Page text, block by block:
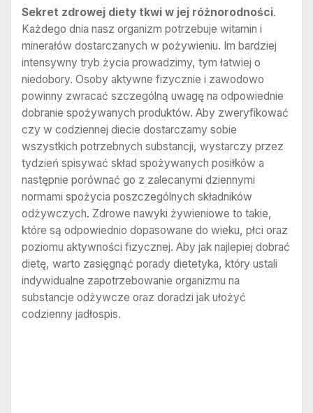
Sekret zdrowej diety tkwi w jej różnorodności.
Każdego dnia nasz organizm potrzebuje witamin i
minerałów dostarczanych w pożywieniu. Im bardziej
intensywny tryb życia prowadzimy, tym łatwiej o
niedobory. Osoby aktywne fizycznie i zawodowo
powinny zwracać szczególną uwagę na odpowiednie
dobranie spożywanych produktów. Aby zweryfikować
czy w codziennej diecie dostarczamy sobie
wszystkich potrzebnych substancji, wystarczy przez
tydzień spisywać skład spożywanych posiłków a
następnie porównać go z zalecanymi dziennymi
normami spożycia poszczególnych składników
odżywczych. Zdrowe nawyki żywieniowe to takie,
które są odpowiednio dopasowane do wieku, płci oraz
poziomu aktywności fizycznej. Aby jak najlepiej dobrać
dietę, warto zasięgnąć porady dietetyka, który ustali
indywidualne zapotrzebowanie organizmu na
substancje odżywcze oraz doradzi jak ułożyć
codzienny jadłospis.